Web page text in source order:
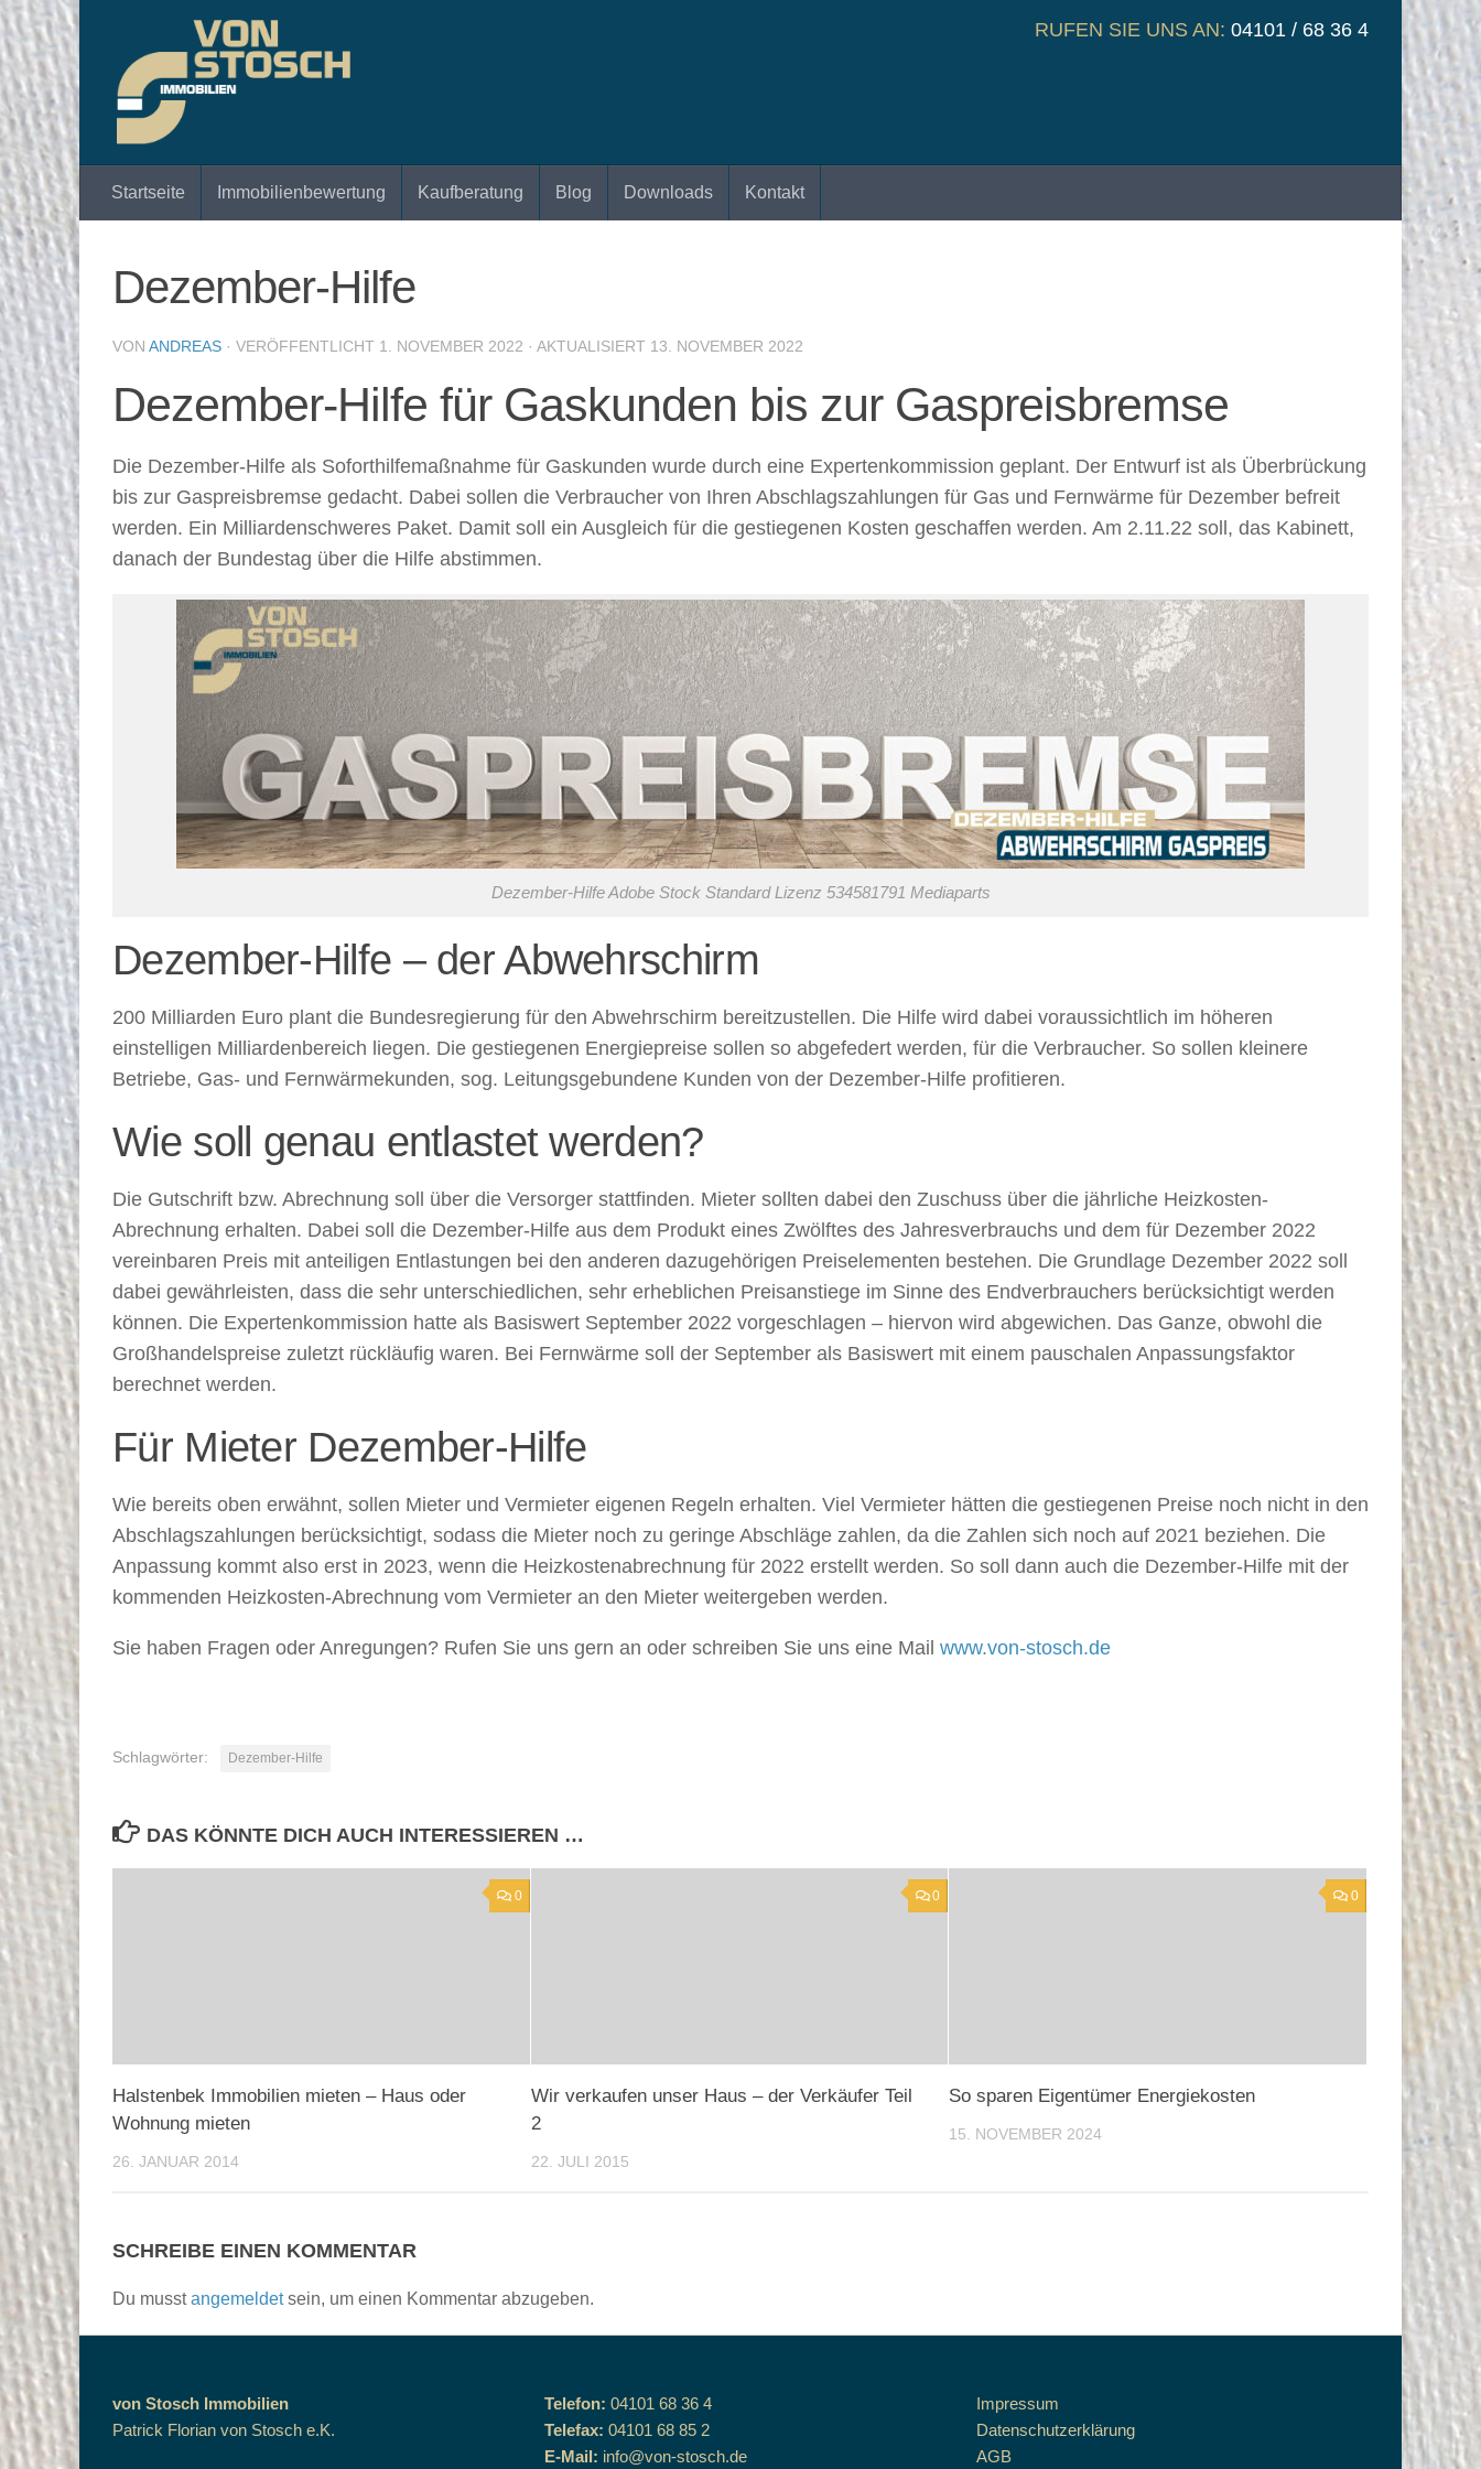
Zum Inhalt springen RUFEN SIE UNS AN: 04101 / 68 36 4
Startseite Immobilienbewertung Kaufberatung Blog Downloads Kontakt
Dezember-Hilfe
VON ANDREAS · VERÖFFENTLICHT 1. NOVEMBER 2022 · AKTUALISIERT 13. NOVEMBER 2022
Dezember-Hilfe für Gaskunden bis zur Gaspreisbremse
Die Dezember-Hilfe als Soforthilfemaßnahme für Gaskunden wurde durch eine Expertenkommission geplant. Der Entwurf ist als Überbrückung
bis zur Gaspreisbremse gedacht. Dabei sollen die Verbraucher von Ihren Abschlagszahlungen für Gas und Fernwärme für Dezember befreit
werden. Ein Milliardenschweres Paket. Damit soll ein Ausgleich für die gestiegenen Kosten geschaffen werden. Am 2.11.22 soll, das Kabinett,
danach der Bundestag über die Hilfe abstimmen.
Dezember-Hilfe Adobe Stock Standard Lizenz 534581791 Mediaparts
Dezember-Hilfe – der Abwehrschirm
200 Milliarden Euro plant die Bundesregierung für den Abwehrschirm bereitzustellen. Die Hilfe wird dabei voraussichtlich im höheren
einstelligen Milliardenbereich liegen. Die gestiegenen Energiepreise sollen so abgefedert werden, für die Verbraucher. So sollen kleinere
Betriebe, Gas- und Fernwärmekunden, sog. Leitungsgebundene Kunden von der Dezember-Hilfe profitieren.
Wie soll genau entlastet werden?
Die Gutschrift bzw. Abrechnung soll über die Versorger stattfinden. Mieter sollten dabei den Zuschuss über die jährliche Heizkosten-
Abrechnung erhalten. Dabei soll die Dezember-Hilfe aus dem Produkt eines Zwölftes des Jahresverbrauchs und dem für Dezember 2022
vereinbaren Preis mit anteiligen Entlastungen bei den anderen dazugehörigen Preiselementen bestehen. Die Grundlage Dezember 2022 soll
dabei gewährleisten, dass die sehr unterschiedlichen, sehr erheblichen Preisanstiege im Sinne des Endverbrauchers berücksichtigt werden
können. Die Expertenkommission hatte als Basiswert September 2022 vorgeschlagen – hiervon wird abgewichen. Das Ganze, obwohl die
Großhandelspreise zuletzt rückläufig waren. Bei Fernwärme soll der September als Basiswert mit einem pauschalen Anpassungsfaktor
berechnet werden.
Für Mieter Dezember-Hilfe
Wie bereits oben erwähnt, sollen Mieter und Vermieter eigenen Regeln erhalten. Viel Vermieter hätten die gestiegenen Preise noch nicht in den
Abschlagszahlungen berücksichtigt, sodass die Mieter noch zu geringe Abschläge zahlen, da die Zahlen sich noch auf 2021 beziehen. Die
Anpassung kommt also erst in 2023, wenn die Heizkostenabrechnung für 2022 erstellt werden. So soll dann auch die Dezember-Hilfe mit der
kommenden Heizkosten-Abrechnung vom Vermieter an den Mieter weitergeben werden.
Sie haben Fragen oder Anregungen? Rufen Sie uns gern an oder schreiben Sie uns eine Mail www.von-stosch.de
Schlagwörter: Dezember-Hilfe
DAS KÖNNTE DICH AUCH INTERESSIEREN …
0
Halstenbek Immobilien mieten – Haus oder
Wohnung mieten
26. JANUAR 2014
0
Wir verkaufen unser Haus – der Verkäufer Teil
2
22. JULI 2015
0
So sparen Eigentümer Energiekosten
15. NOVEMBER 2024
SCHREIBE EINEN KOMMENTAR
Du musstangemeldetsein, um einen Kommentar abzugeben.
von Stosch Immobilien
Patrick Florian von Stosch e.K.
Telefon: 04101 68 36 4
Telefax: 04101 68 85 2
E-Mail: info@von-stosch.de
Impressum
Datenschutzerklärung
AGB